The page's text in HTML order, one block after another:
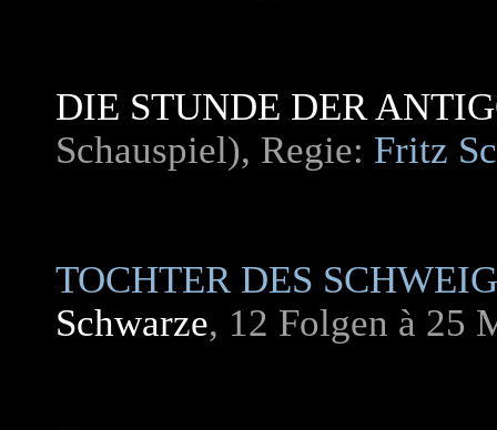
DIE STUNDE DER
Schauspiel), Regie: Fritz
TOCHTER DES
Schwarze, 12 Folgen à 25